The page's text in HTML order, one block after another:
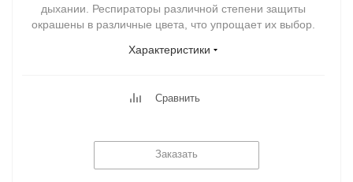
дыхании. Респираторы различной степени защиты
окрашены в различные цвета, что упрощает их выбор.
Характеристики
Сравнить
Заказать